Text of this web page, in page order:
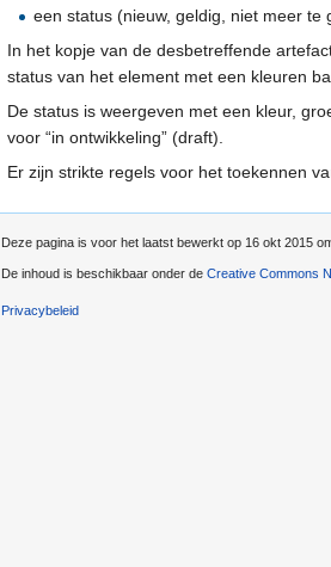
een status (nieuw, geldig, niet meer te
In het kopje van de desbetreffende
status van het element met een kleuren
De status is weergeven met een kleur,
voor “in ontwikkeling” (draft).
Er zijn strikte regels voor het toekennen
Deze pagina is voor het laatst bewerkt op 16 okt 2015
De inhoud is beschikbaar onder de Creative Commons
Privacybeleid